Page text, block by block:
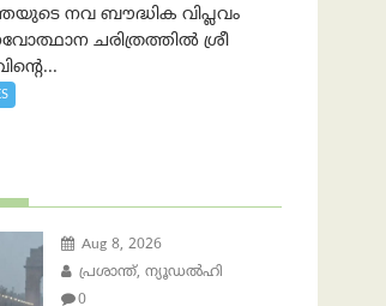
നവ ബൗദ്ധിക വിപ്ലവം
ചരിത്രത്തിൽ ശ്രീ
Aug 8, 2026
പ്രശാന്ത്, ന്യൂഡല്‍ഹി
0